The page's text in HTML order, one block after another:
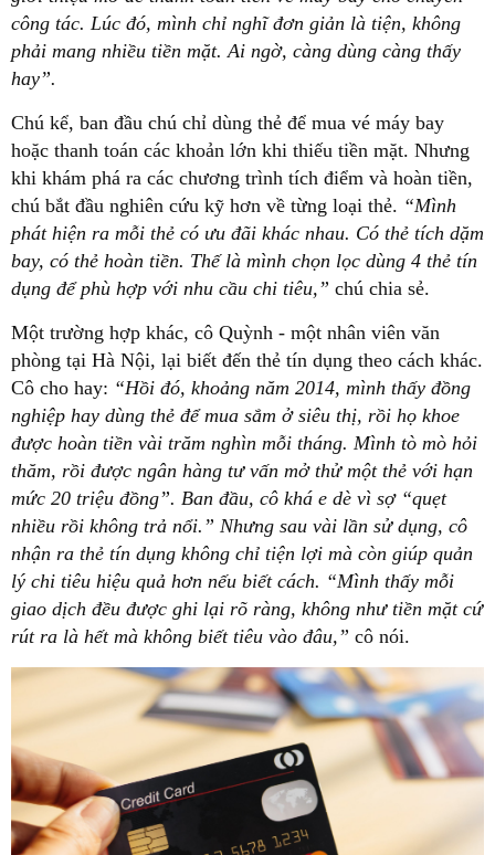
công tác. Lúc đó, mình chỉ nghĩ đơn giản là tiện, không
phải mang nhiều tiền mặt. Ai ngờ, càng dùng càng thấy
hay”.
Chú kể, ban đầu chú chỉ dùng thẻ để mua vé máy bay
hoặc thanh toán các khoản lớn khi thiếu tiền mặt. Nhưng
khi khám phá ra các chương trình tích điểm và hoàn tiền,
chú bắt đầu nghiên cứu kỹ hơn về từng loại thẻ. “Mình
phát hiện ra mỗi thẻ có ưu đãi khác nhau. Có thẻ tích dặm
bay, có thẻ hoàn tiền. Thế là mình chọn lọc dùng 4 thẻ tín
dụng để phù hợp với nhu cầu chi tiêu,” chú chia sẻ.
Một trường hợp khác, cô Quỳnh - một nhân viên văn
phòng tại Hà Nội, lại biết đến thẻ tín dụng theo cách khác.
Cô cho hay: “Hồi đó, khoảng năm 2014, mình thấy đồng
nghiệp hay dùng thẻ để mua sắm ở siêu thị, rồi họ khoe
được hoàn tiền vài trăm nghìn mỗi tháng. Mình tò mò hỏi
thăm, rồi được ngân hàng tư vấn mở thử một thẻ với hạn
mức 20 triệu đồng”. Ban đầu, cô khá e dè vì sợ “quẹt
nhiều rồi không trả nổi.” Nhưng sau vài lần sử dụng, cô
nhận ra thẻ tín dụng không chỉ tiện lợi mà còn giúp quản
lý chi tiêu hiệu quả hơn nếu biết cách. “Mình thấy mỗi
giao dịch đều được ghi lại rõ ràng, không như tiền mặt cứ
rút ra là hết mà không biết tiêu vào đâu,” cô nói.